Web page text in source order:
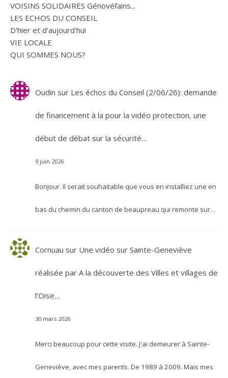
VOISINS SOLIDAIRES Génovéfains...
LES ECHOS DU CONSEIL
D'hier et d'aujourd'hui
VIE LOCALE
QUI SOMMES NOUS?
Oudin sur Les échos du Conseil (2/06/26): demande
de financement à la pour la vidéo protection, une
début de débat sur la sécurité…
9 juin 2026
Bonjour. Il serait souhaitable que vous en installiez une en
bas du chemin du canton de beaupreau qui remonte sur…
Cornuau sur Une vidéo sur Sainte-Geneviève
réalisée par A la découverte des Villes et villages de
l’Oise…
30 mars 2026
Merci beaucoup pour cette visite. J'ai demeurer à Sainte-
Geneviève, avec mes parents. De 1989 à 2009. Mais mes